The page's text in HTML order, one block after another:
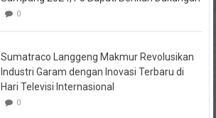
Brondong
Pusat
Ekonomi
Pesisir
0
Sumatraco Langgeng Makmur Revolusikan
Industri Garam dengan Inovasi Terbaru di
Hari Televisi Internasional
0